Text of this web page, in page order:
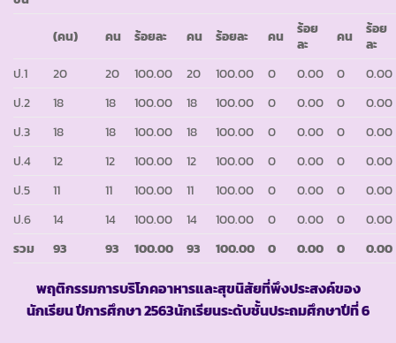
(คน) คน ร้อยละ คน ร้อยละ คน
ร้อย
ละ
คน
ร้อย
ละ
ป.1
20 20 100.00 20 100.00 0 0.00 0
0.00
ป.2
18 18 100.00 18 100.00 0 0.00 0
0.00
ป.3
18 18 100.00 18 100.00 0 0.00 0
0.00
ป.4
12 12 100.00 12 100.00 0 0.00 0
0.00
ป.5
11 11 100.00 11 100.00 0 0.00 0
0.00
ป.6
14 14 100.00 14 100.00 0 0.00 0
0.00
รวม
93 93 100.00 93 100.00 0 0.00 0 0.00
พฤติกรรมการบริโภคอาหารและสุขนิสัยที่พึงประสงค์ของ
นักเรียน ปีการศึกษา2563นักเรียนระดับชั้นประถมศึกษาปีที่ 6